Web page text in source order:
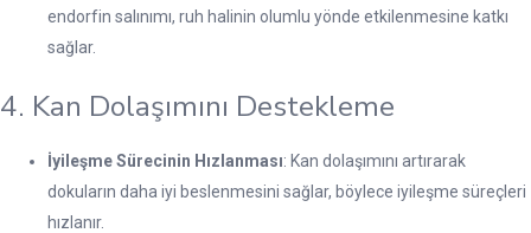
endorfin salınımı, ruh halinin olumlu yönde etkilenmesine katkı
sağlar.
4. Kan Dolaşımını Destekleme
İyileşme Sürecinin Hızlanması: Kan dolaşımını artırarak
dokuların daha iyi beslenmesini sağlar, böylece iyileşme süreçleri
hızlanır.